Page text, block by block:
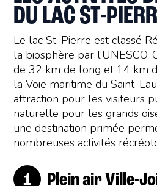
DU LAC ST-
Le lac St-Pierre est classé
la biosphère par l’UNESCO.
de 32 km de long et 14 km
la Voie maritime du Saint-
attraction pour les visiteurs
naturelle pour les grands
une destination primée
nombreuses activités
Plein air Ville-